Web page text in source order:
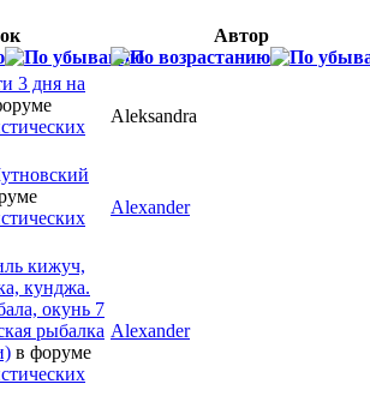
Автор
3 дня на
Aleksandra
Alexander
кижуч,
кунджа.
окунь 7
рыбалка
в форуме
Alexander